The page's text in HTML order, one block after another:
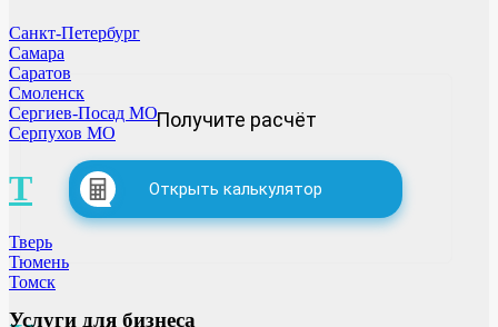
Санкт-Петербург
Самара
Саратов
Смоленск
Сергиев-Посад МО
Серпухов МО
Т
Тверь
Тюмень
Томск
Получите расчёт
Открыть калькулятор
Услуги для бизнеса